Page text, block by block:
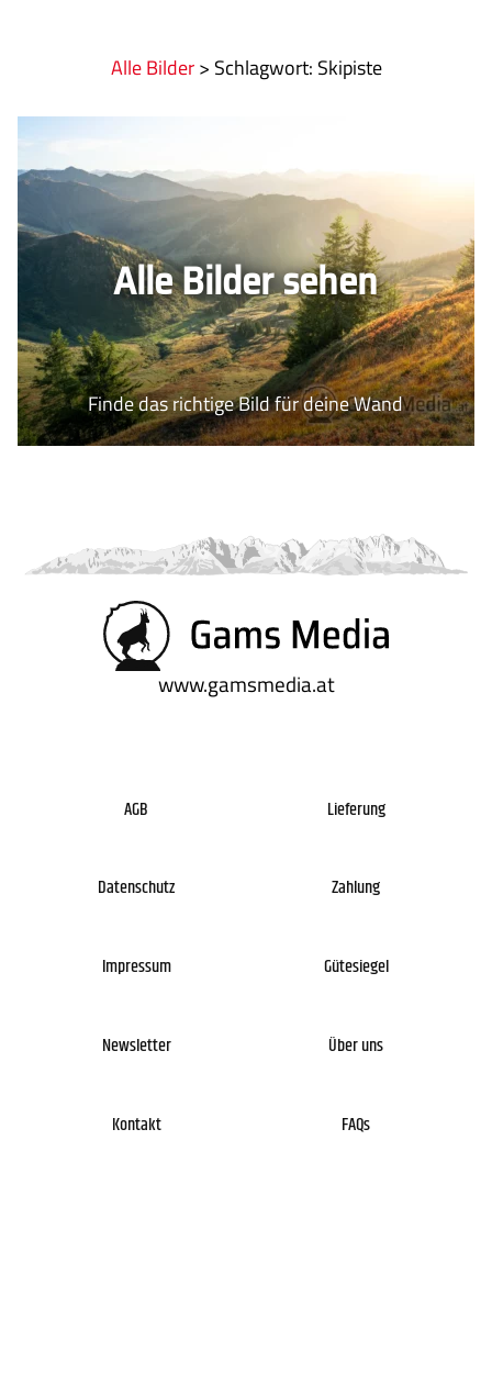
Alle Bilder> : Skipiste
Alle Bilder sehen
Finde das richtige Bild für deine Wand
www.gamsmedia.at
AGB
Datenschutz
Impressum
Newsletter
Kontakt
Lieferung
Zahlung
Gütesiegel
Über uns
FAQs